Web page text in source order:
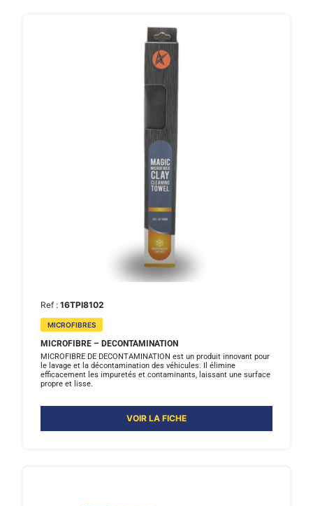
Ref : 16TPI8102
MICROFIBRES
MICROFIBRE – DECONTAMINATION
MICROFIBRE DE DECONTAMINATION est un produit innovant pour
le lavage et la décontamination des véhicules. Il élimine
efficacement les impuretés et contaminants, laissant une surface
propre et lisse.
VOIR LA FICHE